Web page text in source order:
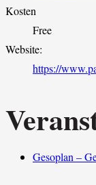
Kosten
Free
Website:
https://
Gesoplan –